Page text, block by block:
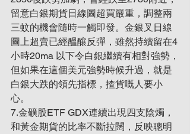
留意白銀期貨日線圖超買嚴重，調整兩
三蚊的機會隨時一觸即發。金銀叉日線
圖上超賣已經醞釀反彈，雖然持續留在4
小時20ma 以下令白銀繼續有相對強勢，
但如果在這個美元強勢時候升過，就是
白銀大跌的領先指標，揸貨嘅人要小
心。
7.金礦股ETF GDX連續出現四支陰燭，
和黃金期貨的比率不斷拉闊，反映聰明